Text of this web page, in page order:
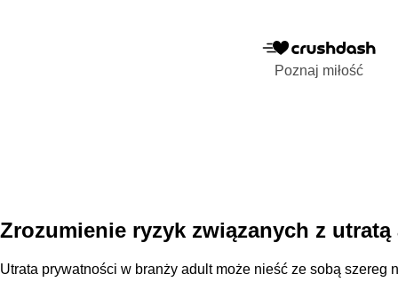
Poznaj miłość
Zrozumienie ryzyk związanych z
Utrata prywatności w branży adult może nieść ze sobą szereg